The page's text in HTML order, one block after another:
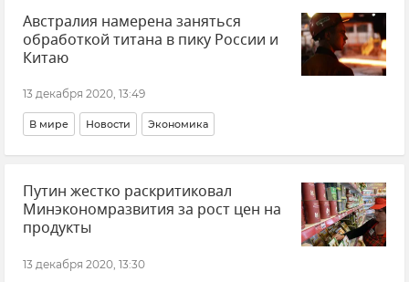
Австралия намерена заняться
обработкой титана в пику России и
Китаю
13 декабря 2020, 13:49
В мире Новости Экономика
Путин жестко раскритиковал
Минэкономразвития за рост цен на
продукты
13 декабря 2020, 13:30